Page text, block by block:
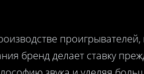
проигрывателей,
бренд делает ставку